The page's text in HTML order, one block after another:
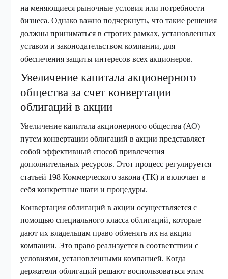
на меняющиеся рыночные условия или потребности
бизнеса. Однако важно подчеркнуть, что такие решения
должны приниматься в строгих рамках, установленных
уставом и законодательством компании, для
обеспечения защиты интересов всех акционеров.
Увеличение капитала акционерного
общества за счет конвертации
облигаций в акции
Увеличение капитала акционерного общества (АО)
путем конвертации облигаций в акции представляет
собой эффективный способ привлечения
дополнительных ресурсов. Этот процесс регулируется
статьей 198 Коммерческого закона (ТК) и включает в
себя конкретные шаги и процедуры.
Конвертация облигаций в акции осуществляется с
помощью специального класса облигаций, которые
дают их владельцам право обменять их на акции
компании. Это право реализуется в соответствии с
условиями, установленными компанией. Когда
держатели облигаций решают воспользоваться этим